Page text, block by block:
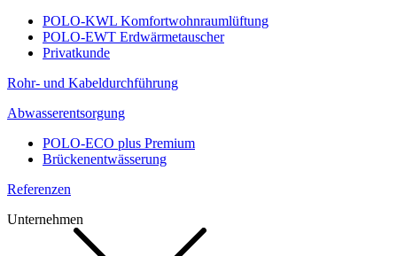
POLO-KWL Komfortwohnraumlüftung
POLO-EWT Erdwärmetauscher
Privatkunde
Rohr- und Kabeldurchführung
Abwasserentsorgung
POLO-ECO plus Premium
Brückenentwässerung
Referenzen
Unternehmen